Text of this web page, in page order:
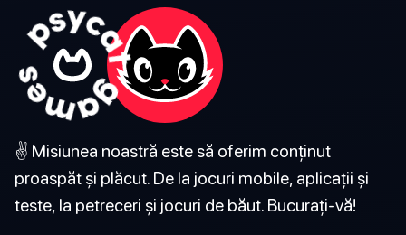
✌️ Misiunea noastră este să oferim conținut
proaspăt și plăcut. De la jocuri mobile, aplicații și
teste, la petreceri și jocuri de băut. Bucurați-vă!